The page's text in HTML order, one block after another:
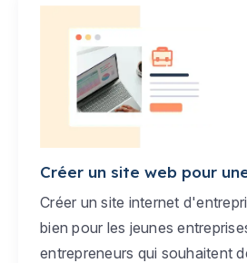
Créer un site web pour
Créer un site internet
bien pour les jeunes
entrepreneurs qui souhaitent